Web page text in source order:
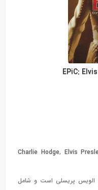
Charlie Hodge, Elvis
الویس پریسلی است و شامل